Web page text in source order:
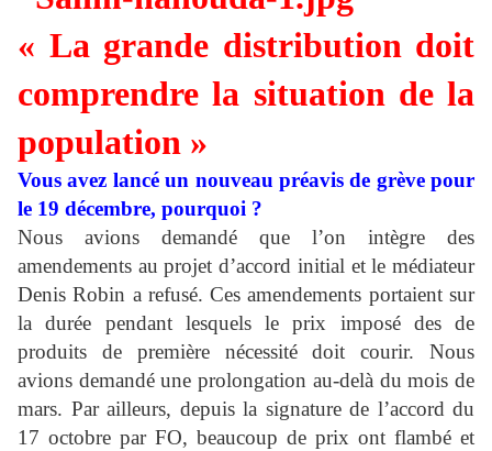
« La grande distribution doit
comprendre la situation de la
population »
Vous avez lancé un nouveau préavis de grève pour
le 19 décembre, pourquoi ?
Nous avions demandé que l’on intègre des
amendements au projet d’accord initial et le médiateur
Denis Robin a refusé. Ces amendements portaient sur
la durée pendant lesquels le prix imposé des de
produits de première nécessité doit courir. Nous
avions demandé une prolongation au-delà du mois de
mars. Par ailleurs, depuis la signature de l’accord du
17 octobre par FO, beaucoup de prix ont flambé et